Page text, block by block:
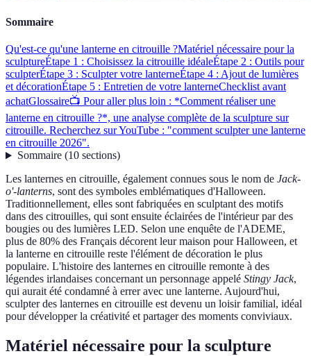
Sommaire
Qu'est-ce qu'une lanterne en citrouille ?Matériel nécessaire pour la
sculptureÉtape 1 : Choisissez la citrouille idéaleÉtape 2 : Outils pour
sculpterÉtape 3 : Sculpter votre lanterneÉtape 4 : Ajout de lumières
et décorationÉtape 5 : Entretien de votre lanterneChecklist avant
achatGlossaire📺 Pour aller plus loin : *Comment réaliser une
lanterne en citrouille ?*, une analyse complète de la sculpture sur
citrouille. Recherchez sur YouTube : "comment sculpter une lanterne
en citrouille 2026".
Sommaire(10 sections)
Les lanternes en citrouille, également connues sous le nom de Jack-
o'-lanterns, sont des symboles emblématiques d'Halloween.
Traditionnellement, elles sont fabriquées en sculptant des motifs
dans des citrouilles, qui sont ensuite éclairées de l'intérieur par des
bougies ou des lumières LED. Selon une enquête de l'ADEME,
plus de 80% des Français décorent leur maison pour Halloween, et
la lanterne en citrouille reste l'élément de décoration le plus
populaire. L'histoire des lanternes en citrouille remonte à des
légendes irlandaises concernant un personnage appelé Stingy Jack,
qui aurait été condamné à errer avec une lanterne. Aujourd'hui,
sculpter des lanternes en citrouille est devenu un loisir familial, idéal
pour développer la créativité et partager des moments conviviaux.
Matériel nécessaire pour la sculpture